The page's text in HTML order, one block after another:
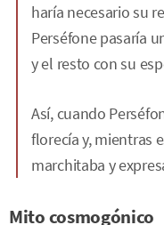
haría necesario su
Perséfone pasaría
y el resto con su
Así, cuando
florecía y, mientras
marchitaba y
Mito cosmogónico